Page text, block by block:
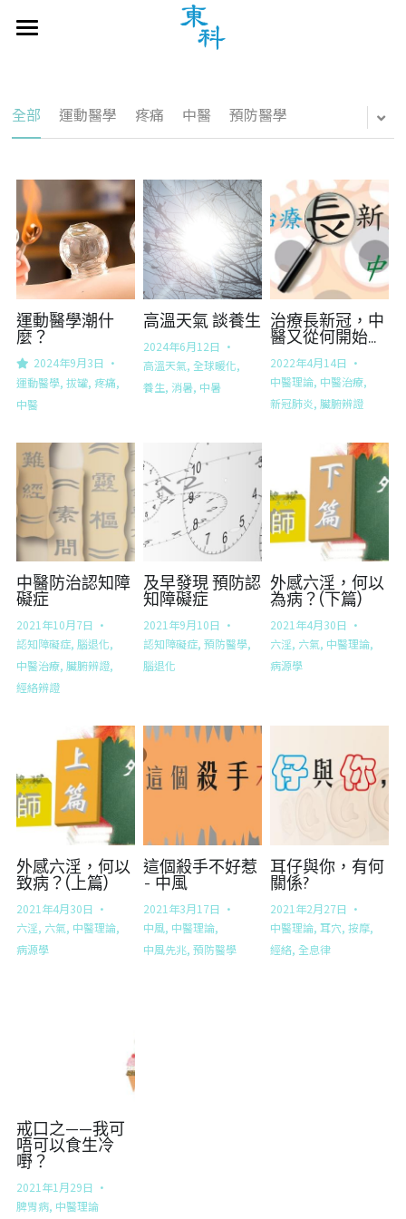
認知障礙症中醫診療專區
天灸治療
專題探討
繁體中文
繁體中文
English
聯絡我們
全部 運動醫學 疼痛 中醫 預防醫學
運動醫學潮什
麼？
2024年9月3日 ·
運動醫學, 拔罐, 疼痛,
中醫
高溫天氣 談養生
2024年6月12日 ·
高溫天氣, 全球暖化,
養生, 消暑, 中暑
治療長新冠，中
醫又從何開始...
2022年4月14日 ·
中醫理論, 中醫治療,
新冠肺炎, 臟腑辨證
中醫防治認知障
礙症
2021年10月7日 ·
認知障礙症, 腦退化,
中醫治療, 臟腑辨證,
經絡辨證
及早發現 預防認
知障礙症
2021年9月10日 ·
認知障礙症, 預防醫學,
腦退化
外感六淫，何以
為病？(下篇)
2021年4月30日 ·
六淫, 六氣, 中醫理論,
病源學
外感六淫，何以
致病？(上篇)
2021年4月30日 ·
六淫, 六氣, 中醫理論,
病源學
這個殺手不好惹
- 中風
2021年3月17日 ·
中風, 中醫理論,
中風先兆, 預防醫學
耳仔與你，有何
關係?
2021年2月27日 ·
中醫理論, 耳穴, 按摩,
經絡, 全息律
戒口之——我可
唔可以食生冷
嘢？
2021年1月29日 ·
脾胃病, 中醫理論